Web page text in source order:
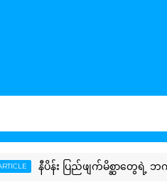
နီပိန်း ပြည်ဖျက်မိစ္ဆာတွေရဲ့ ဘက်တေ